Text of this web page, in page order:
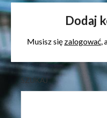
Dodaj
Musisz się zalogować
SZUKAJ